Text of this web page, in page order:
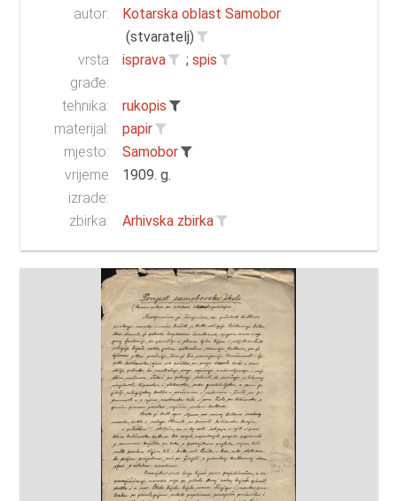
autor:
Kotarska oblast Samobor
(stvaratelj)
vrsta
građe:
isprava ; spis
tehnika:
rukopis
materijal:
papir
mjesto:
Samobor
vrijeme
izrade:
1909. g.
zbirka: Arhivska zbirka